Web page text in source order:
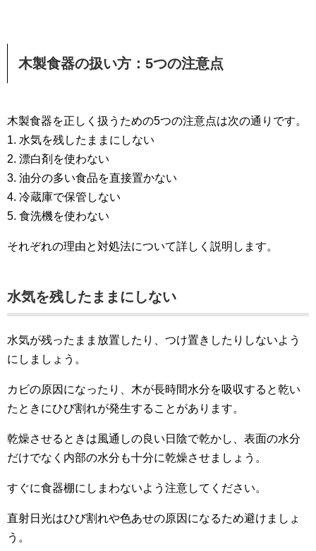
木製食器の扱い方：5つの注意点
木製食器を正しく扱うための5つの注意点は次の通りです。
1. 水気を残したままにしない
2. 漂白剤を使わない
3. 油分の多い食品を直接置かない
4. 冷蔵庫で保管しない
5. 食洗機を使わない
それぞれの理由と対処法について詳しく説明します。
水気を残したままにしない
水気が残ったまま放置したり、つけ置きしたりしないよう
にしましょう。
カビの原因になったり、木が長時間水分を吸収すると乾い
たときにひび割れが発生することがあります。
乾燥させるときは風通しの良い日陰で乾かし、表面の水分
だけでなく内部の水分も十分に乾燥させましょう。
すぐに食器棚にしまわないよう注意してください。
直射日光はひび割れや色あせの原因になるため避けましょ
う。